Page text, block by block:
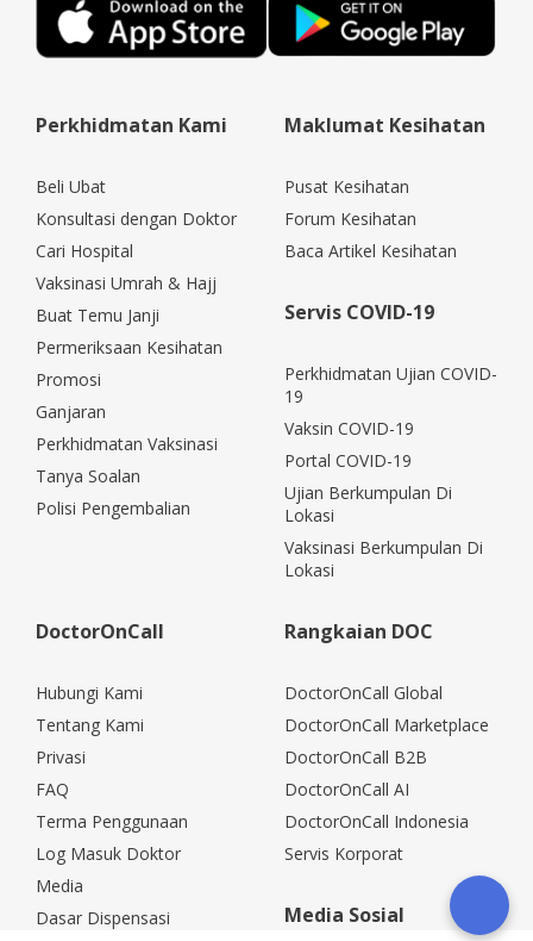
Perkhidmatan Kami
Beli Ubat
Konsultasi dengan Doktor
Cari Hospital
Vaksinasi Umrah & Hajj
Buat Temu Janji
Permeriksaan Kesihatan
Promosi
Ganjaran
Perkhidmatan Vaksinasi
Tanya Soalan
Polisi Pengembalian
Maklumat Kesihatan
Pusat Kesihatan
Forum Kesihatan
Baca Artikel Kesihatan
Servis COVID-19
Perkhidmatan Ujian COVID-
19
Vaksin COVID-19
Portal COVID-19
Ujian Berkumpulan Di
Lokasi
Vaksinasi Berkumpulan Di
Lokasi
DoctorOnCall
Hubungi Kami
Tentang Kami
Privasi
FAQ
Terma Penggunaan
Log Masuk Doktor
Media
Dasar Dispensasi
Rangkaian DOC
DoctorOnCall Global
DoctorOnCall Marketplace
DoctorOnCall B2B
DoctorOnCall AI
DoctorOnCall Indonesia
Servis Korporat
Media Sosial